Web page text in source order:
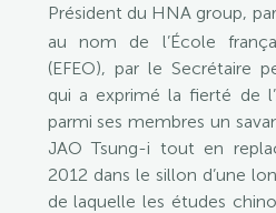
Président du HNA group,
au nom de l’École
(EFEO), par le Secrétaire
qui a exprimé la fierté de
parmi ses membres un
JAO Tsung-i tout en
2012 dans le sillon d’une
de laquelle les études